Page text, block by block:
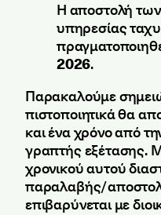
Η αποστολή
υπηρεσίας
2026.
Παρακαλούμε
πιστοποιητικά θα
και ένα χρόνο από
γραπτής εξέτασης.
χρονικού αυτού
παραλαβής/
επιβαρύνεται με